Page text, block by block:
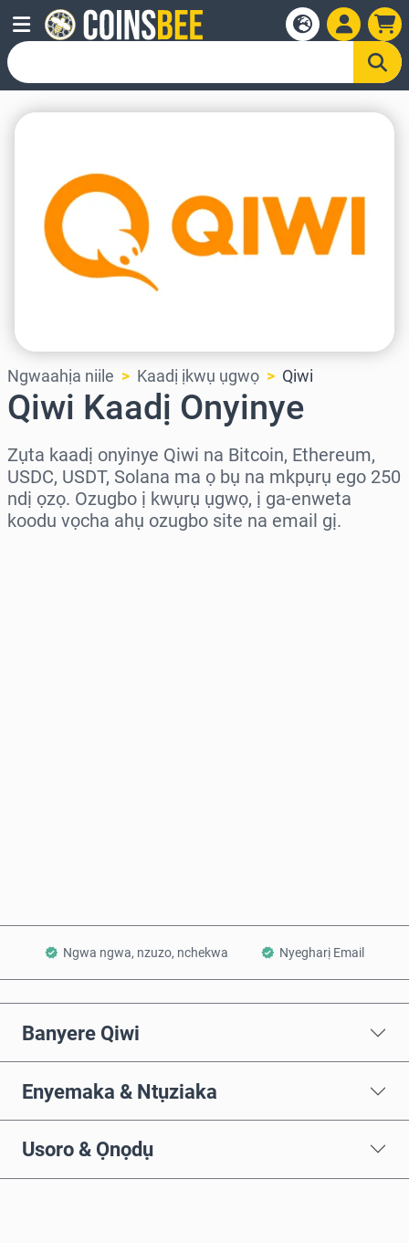
Ngwaahịa niile Kaadị ịkwụ ụgwọ Qiwi
Qiwi Kaadị Onyinye
Zụta kaadị onyinye Qiwi na Bitcoin, Ethereum,
USDC, USDT, Solana ma ọ bụ na mkpụrụ ego 250
ndị ọzọ. Ozugbo ị kwụrụ ụgwọ, ị ga-enweta
koodu vọcha ahụ ozugbo site na email gị.
Ngwa ngwa, nzuzo, nchekwa Nyegharị Email
Banyere Qiwi
Enyemaka & Ntụziaka
Usoro & Ọnọdụ